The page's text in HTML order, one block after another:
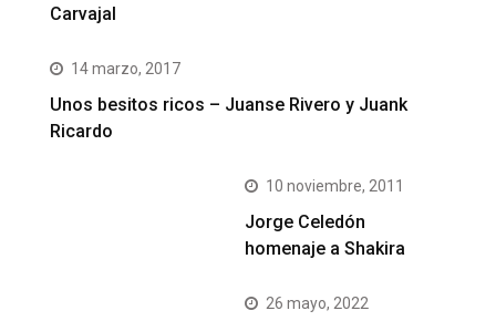
Carvajal
14 marzo, 2017
Unos besitos ricos – Juanse Rivero y Juank
Ricardo
10 noviembre, 2011
Jorge Celedón
homenaje a Shakira
26 mayo, 2022